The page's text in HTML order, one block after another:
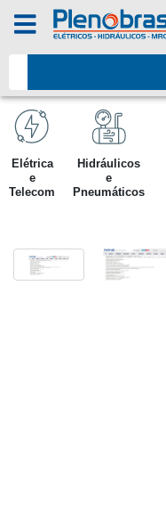
Elétrica
e
Telecom
Hidráulicos
e
Pneumáticos